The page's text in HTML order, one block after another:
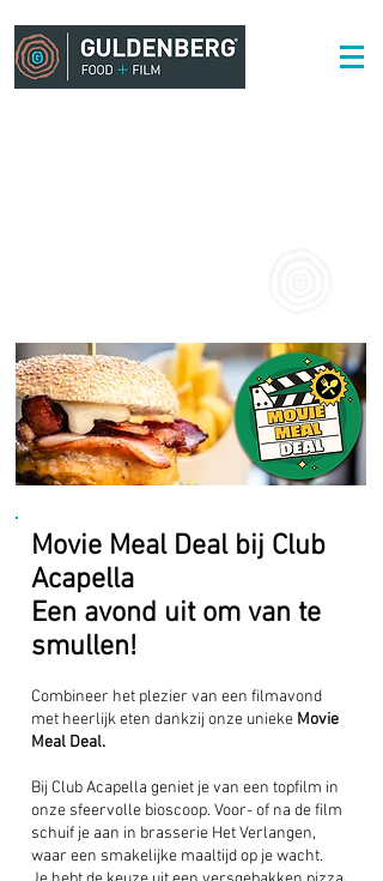
Movie Meal Deal bij Club
Acapella
Een avond uit om van te
smullen!
Combineer het plezier van een filmavond
met heerlijk eten dankzij onze unieke Movie
Meal Deal.
Bij Club Acapella geniet je van een topfilm in
onze sfeervolle bioscoop. Voor- of na de film
schuif je aan in brasserie Het Verlangen,
waar een smakelijke maaltijd op je wacht.